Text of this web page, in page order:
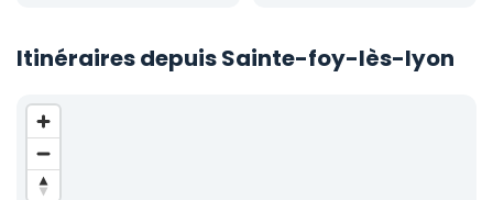
Itinéraires depuis Sainte-foy-lès-lyon